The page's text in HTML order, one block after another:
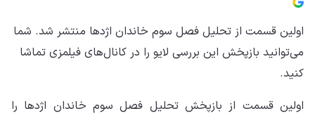
اولین قسمت از تحلیل فصل سوم خاندان اژدها منتشر شد. شما
می‌توانید بازپخش این بررسی لایو را در کانال‌های فیلمزی تماشا
کنید.
اولین قسمت از بازپخش تحلیل فصل سوم خاندان اژدها را